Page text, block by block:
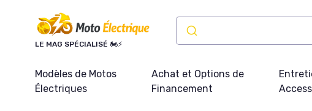
LE MAG SPÉCIALISÉ 🏍️⚡
Modèles de Motos
Électriques
Achat et Options de
Financement